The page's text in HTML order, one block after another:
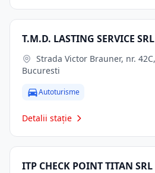
T.M.D. LASTING SERVICE SRL
Bucuresti
Autoturisme
Detalii stație
ITP CHECK POINT TITAN SRL